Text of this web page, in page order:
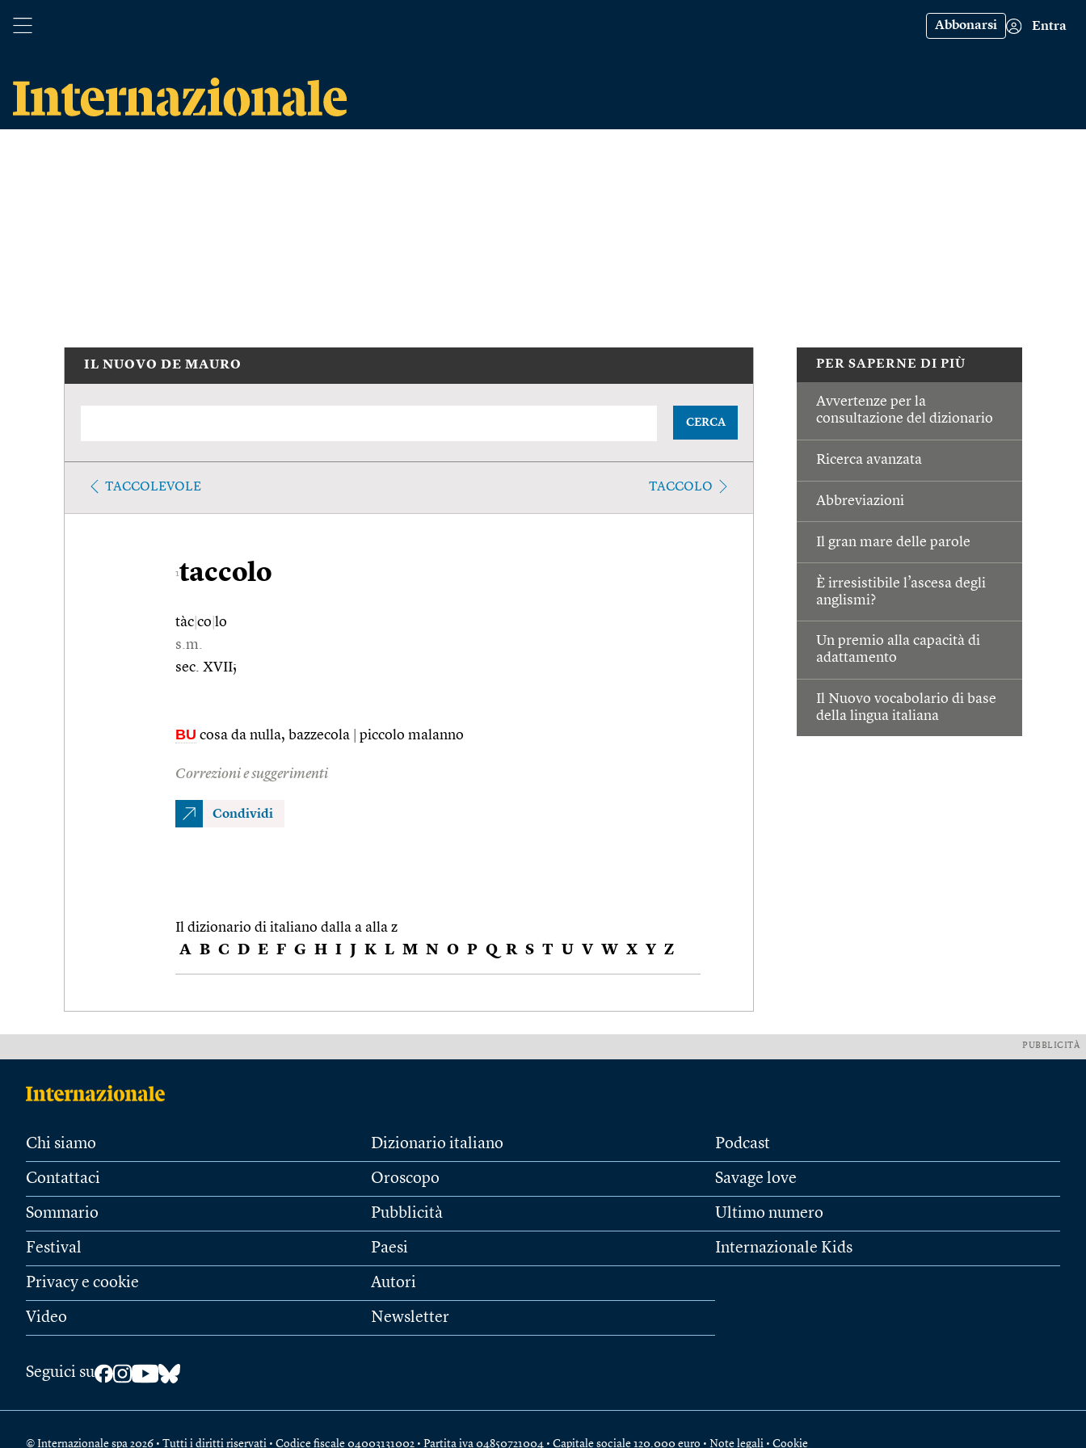
Abbonarsi Entra
PER SAPERNE DI PIÙ
Avvertenze per la
consultazione del dizionario
Ricerca avanzata
Abbreviazioni
Il gran mare delle parole
È irresistibile l’ascesa degli
anglismi?
Un premio alla capacità di
adattamento
Il Nuovo vocabolario di base
della lingua italiana
IL NUOVO DE MAURO
CERCA
TACCOLEVOLE TACCOLO
1taccolo
tàc co lo
s.m.
sec. XVII;
BU cosa da nulla, bazzecola piccolo malanno
Correzioni e suggerimenti
Condividi
Il dizionario di italiano dalla a alla z
A B C D E F G H I J K L M N O P Q R S T U V W X Y Z
PUBBLICITÀ
Chi siamo
Contattaci
Sommario
Festival
Privacy e cookie
Video
Dizionario italiano
Oroscopo
Pubblicità
Paesi
Autori
Newsletter
Podcast
Savage love
Ultimo numero
Internazionale Kids
Seguici su
© Internazionale spa 2026 • Tutti i diritti riservati • Codice fiscale 04003131002 • Partita iva 04850721004 • Capitale sociale 120.000 euro • Note legali • Cookie